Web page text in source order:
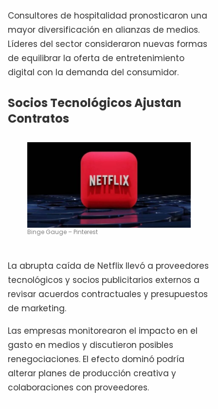
Consultores de hospitalidad pronosticaron una
mayor diversificación en alianzas de medios.
Líderes del sector consideraron nuevas formas
de equilibrar la oferta de entretenimiento
digital con la demanda del consumidor.
Socios Tecnológicos Ajustan
Contratos
Binge Gauge – Pinterest
La abrupta caída de Netflix llevó a proveedores
tecnológicos y socios publicitarios externos a
revisar acuerdos contractuales y presupuestos
de marketing.
Las empresas monitorearon el impacto en el
gasto en medios y discutieron posibles
renegociaciones. El efecto dominó podría
alterar planes de producción creativa y
colaboraciones con proveedores.